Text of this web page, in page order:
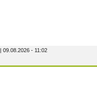
| 09.08.2026 - 11:02